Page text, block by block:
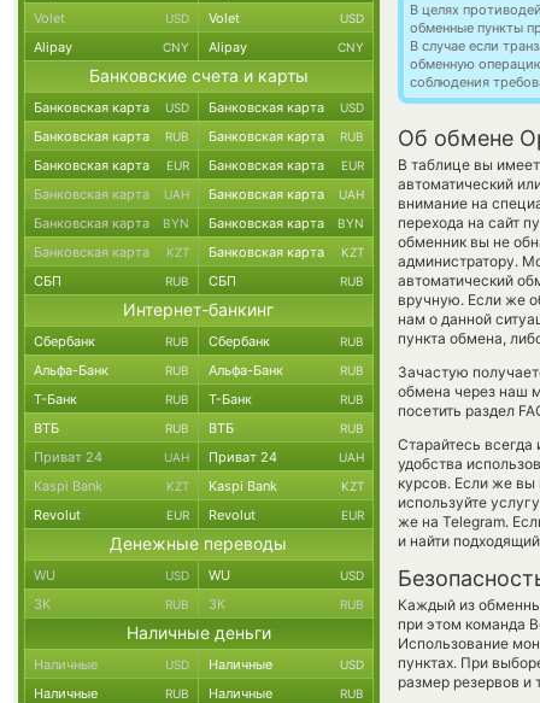
В целях
обменные пункты
В случае если
обменную
соблюдения
Об обмене
В таблице вы
автоматический
внимание на
перехода на сайт
обменник вы не
администратору.
автоматический
вручную. Если же
нам о данной
пункта обмена,
Зачастую
обмена через наш
посетить раздел
Старайтесь всегда
удобства
курсов. Если же
используйте
же на Telegram.
и найти
Каждый из
при этом команда
Использование
пунктах. При
размер резервов и
Volet USD Volet USD
Alipay CNY Alipay CNY
Банковские счета и карты
Банковская карта USD Банковская карта USD
Банковская карта RUB Банковская карта RUB
Банковская карта EUR Банковская карта EUR
Банковская карта UAH Банковская карта UAH
Банковская карта BYN Банковская карта BYN
Банковская карта KZT Банковская карта KZT
СБП RUB СБП RUB
Интернет-банкинг
Сбербанк RUB Сбербанк RUB
Альфа-Банк RUB Альфа-Банк RUB
Т-Банк RUB Т-Банк RUB
ВТБ RUB ВТБ RUB
Приват 24 UAH Приват 24 UAH
Kaspi Bank KZT Kaspi Bank KZT
Revolut EUR Revolut EUR
Денежные переводы
WU USD WU USD
ЗК RUB ЗК RUB
Наличные деньги
Наличные USD Наличные USD
Наличные RUB Наличные RUB